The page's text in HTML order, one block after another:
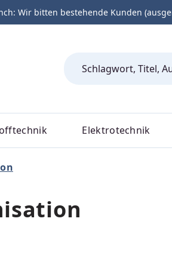
Wir bitten bestehende Kunden
Elektrotechnik